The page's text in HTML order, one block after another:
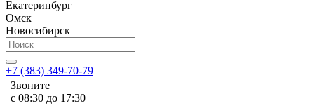
Екатеринбург
Омск
Новосибирск
+7 (383) 349-70-79
Звоните
с 08:30 до 17:30